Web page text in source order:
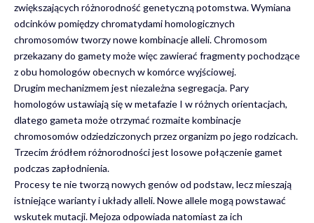
zwiększających różnorodność genetyczną potomstwa. Wymiana
odcinków pomiędzy chromatydami homologicznych
chromosomów tworzy nowe kombinacje alleli. Chromosom
przekazany do gamety może więc zawierać fragmenty pochodzące
z obu homologów obecnych w komórce wyjściowej.
Drugim mechanizmem jest niezależna segregacja. Pary
homologów ustawiają się w metafazie I w różnych orientacjach,
dlatego gameta może otrzymać rozmaite kombinacje
chromosomów odziedziczonych przez organizm po jego rodzicach.
Trzecim źródłem różnorodności jest losowe połączenie gamet
podczas zapłodnienia.
Procesy te nie tworzą nowych genów od podstaw, lecz mieszają
istniejące warianty i układy alleli. Nowe allele mogą powstawać
wskutek mutacji. Mejoza odpowiada natomiast za ich